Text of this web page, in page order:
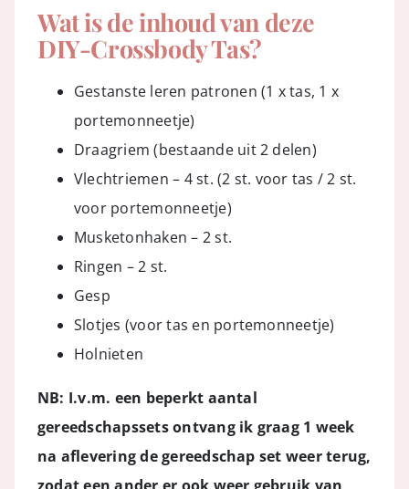
Wat is de inhoud van deze
DIY-Crossbody Tas?
Gestanste leren patronen (1 x tas, 1 x
portemonneetje)
Draagriem (bestaande uit 2 delen)
Vlechtriemen – 4 st. (2 st. voor tas / 2 st.
voor portemonneetje)
Musketonhaken – 2 st.
Ringen – 2 st.
Gesp
Slotjes (voor tas en portemonneetje)
Holnieten
NB: I.v.m. een beperkt aantal
gereedschapssets ontvang ik graag 1 week
na aflevering de gereedschap set weer terug,